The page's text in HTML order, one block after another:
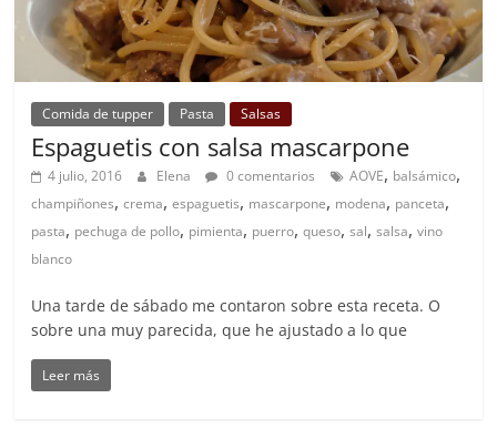
Comida de tupper Pasta Salsas
Espaguetis con salsa mascarpone
4 julio, 2016 Elena 0 comentarios AOVE, balsámico,
champiñones,crema,espaguetis, mascarpone, modena, panceta,
pasta, pechuga de pollo, pimienta, puerro,queso,sal,salsa,vino
blanco
Una tarde de sábado me contaron sobre esta receta. O
sobre una muy parecida, que he ajustado a lo que
Leer más